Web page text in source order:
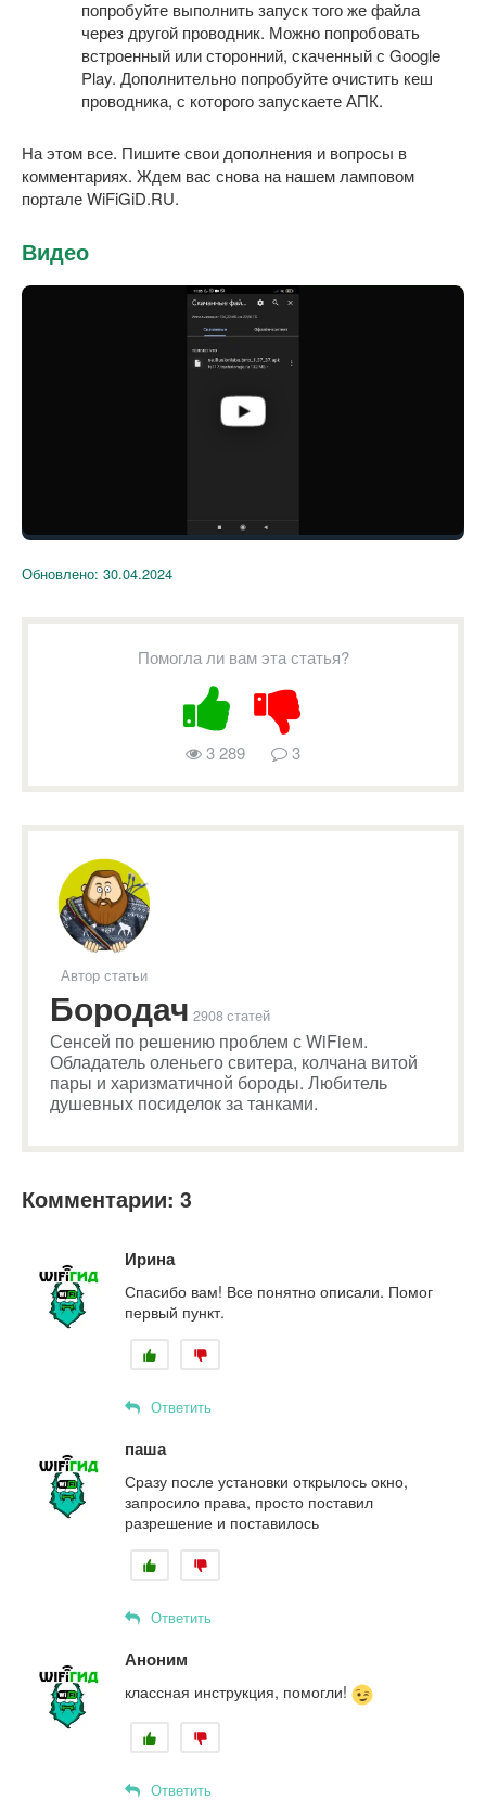
попробуйте выполнить запуск того же файла
через другой проводник. Можно попробовать
встроенный или сторонний, скаченный с Google
Play. Дополнительно попробуйте очистить кеш
проводника, с которого запускаете АПК.
На этом все. Пишите свои дополнения и вопросы в
комментариях. Ждем вас снова на нашем ламповом
портале WiFiGiD.RU.
Видео
Обновлено: 30.04.2024
Помогла ли вам эта статья?
3 289 3
Автор статьи
Бородач 2908 статей
Сенсей по решению проблем с WiFiем.
Обладатель оленьего свитера, колчана витой
пары и харизматичной бороды. Любитель
душевных посиделок за танками.
Комментарии: 3
Ирина
Спасибо вам! Все понятно описали. Помог
первый пункт.
Ответить
паша
Сразу после установки открылось окно,
запросило права, просто поставил
разрешение и поставилось
Ответить
Аноним
классная инструкция, помогли!
Ответить